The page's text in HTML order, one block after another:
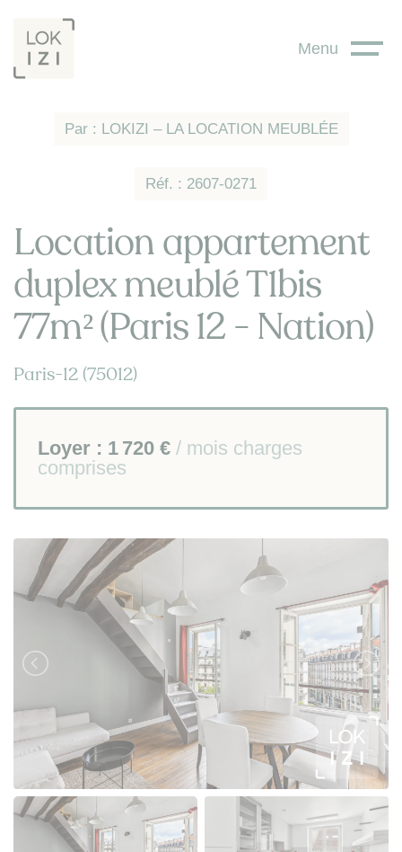
Menu
Réf. : 2607-0271
Par : LOKIZI – LA LOCATION MEUBLÉE
Location appartement
duplex meublé T1bis
77m² (Paris 12 - Nation)
Paris-12 (75012)
Loyer : 1 720 € / mois charges
comprises